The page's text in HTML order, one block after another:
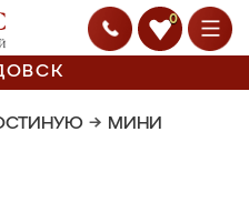
0
→ МИНИ